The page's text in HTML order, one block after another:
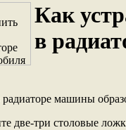
Как
в
машины
две-три столовые